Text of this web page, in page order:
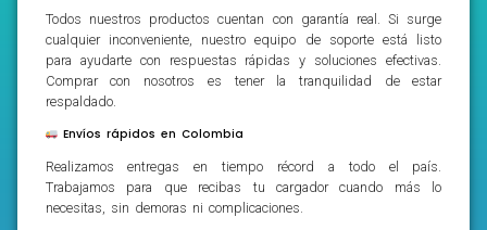
Todos nuestros productos cuentan con garantía real. Si surge
cualquier inconveniente, nuestro equipo de soporte está listo
para ayudarte con respuestas rápidas y soluciones efectivas.
Comprar con nosotros es tener la tranquilidad de estar
respaldado.
Envíos rápidos en Colombia
Realizamos entregas en tiempo récord a todo el país.
Trabajamos para que recibas tu cargador cuando más lo
necesitas, sin demoras ni complicaciones.